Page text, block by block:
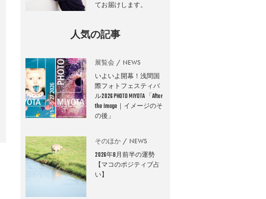
てお届けします。
人気の記事
展覧会 NEWS
いよいよ開幕！浅間国
際フォトフェスティバ
ル2026 PHOTO MIYOTA 「After
the Image｜イメージのそ
の後」
そのほか NEWS
2026年8月前半の運勢
【マコのポジティブ占
い】